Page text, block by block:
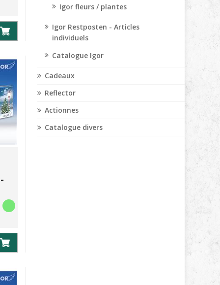
Igor fleurs / plantes
Igor Restposten - Articles
individuels
Catalogue Igor
Cadeaux
Reflector
Actionnes
Catalogue divers